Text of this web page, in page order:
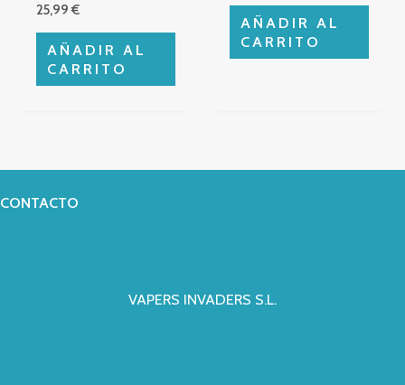
25,99€
AÑADIR AL
CARRITO
AÑADIR AL
CARRITO
CONTACTO
VAPERS INVADERS S.L.